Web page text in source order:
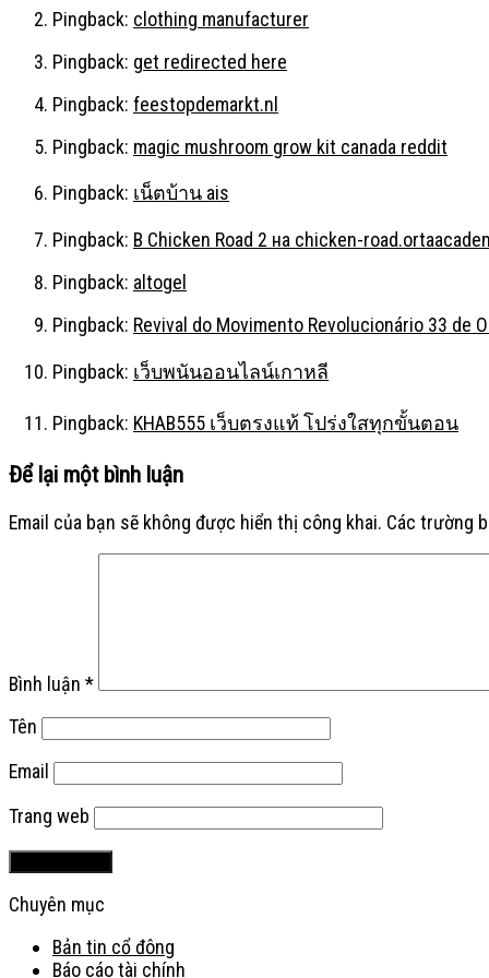
Pingback: clothing manufacturer
Pingback: get redirected here
Pingback: feestopdemarkt.nl
Pingback: magic mushroom grow kit canada reddit
Pingback: เน็ตบ้าน ais
Pingback: В Chicken Road 2 на chicken-
Pingback: altogel
Pingback: Revival do Movimento Revolucionário 33 de
Pingback: เว็บพนันออนไลน์เกาหลี
Pingback: KHAB555 เว็บตรงแท้ โปร่งใสทุกขั้นตอน
Để lại một bình luận
Email của bạn sẽ không được hiển thị công khai. Các trường
Bình luận *
Tên
Email
Trang web
Chuyên mục
Bản tin cổ đông
Báo cáo tài chính